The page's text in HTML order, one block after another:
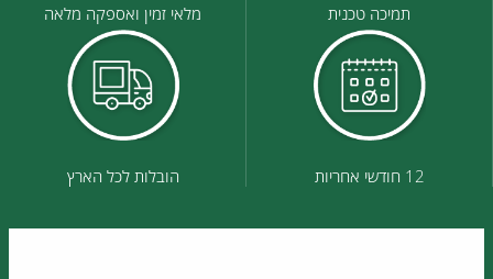
תמיכה טכנית מלאי זמין ואספקה מלאה
12 חודשי אחריות הובלות לכל הארץ